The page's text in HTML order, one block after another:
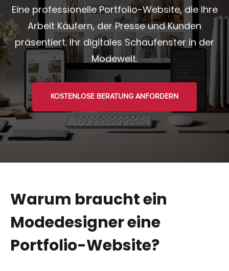
Eine professionelle Portfolio-Website, die Ihre
Arbeit Käufern, der Presse und Kunden
präsentiert. Ihr digitales Schaufenster in der
Modewelt.
KOSTENLOSE BERATUNG ANFORDERN
Warum braucht ein
Modedesigner eine
Portfolio-Website?